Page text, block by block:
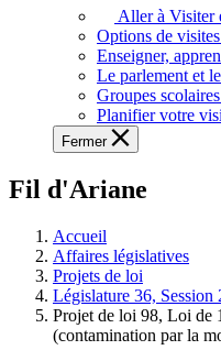
voir,
apprendre
et
à
à
législative.
Aller à Visiter
Options de
Enseigner,
Le parlement et
Groupes scolaires
Planifier votre
Fermer
Fil d'Ariane
Accueil
Affaires législatives
Projets de loi
Législature 36, Session
Projet de loi 98, Loi de
(contamination par la